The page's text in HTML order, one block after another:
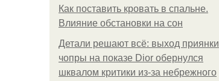
Как поставить кровать в спальне.
Влияние обстановки на сон
Детали решают всё: выход приянки
чопры на показе Dior обернулся
шквалом критики из-за небрежного